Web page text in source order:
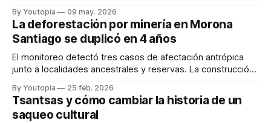
By Youtopia 09 may. 2026
La deforestación por minería en Morona
Santiago se duplicó en 4 años
El monitoreo detectó tres casos de afectación antrópica
junto a localidades ancestrales y reservas. La construcción
By Youtopia 25 feb. 2026
Tsantsas y cómo cambiar la historia de un
saqueo cultural